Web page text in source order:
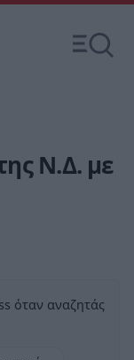
Ν.Δ. με
όταν αναζητάς